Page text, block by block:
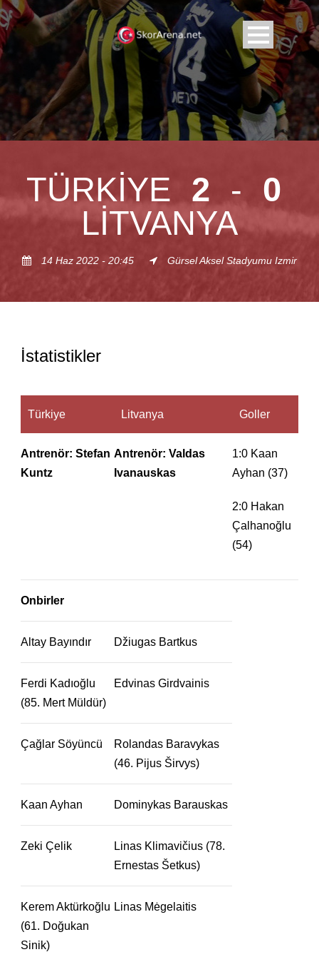
TÜRKIYE 2 -
0
LITVANYA
14 Haz 2022 - 20:45 Gürsel Aksel Stadyumu Izmir
İstatistikler
Türkiye Litvanya Goller
Antrenör: Stefan
Kuntz
Antrenör: Valdas
Ivanauskas
1:0 Kaan
Ayhan (37)
2:0 Hakan
Çalhanoğlu
(54)
Onbirler
Altay Bayındır Džiugas Bartkus
Ferdi Kadıoğlu
(85. Mert Müldür)
Edvinas Girdvainis
Çağlar Söyüncü
Rolandas Baravykas
(46. Pijus Širvys)
Kaan Ayhan Dominykas Barauskas
Zeki Çelik
Linas Klimavičius (78.
Ernestas Šetkus)
Kerem Aktürkoğlu
(61. Doğukan
Sinik)
Linas Mėgelaitis